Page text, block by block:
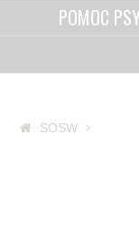
POMOC
SOSW